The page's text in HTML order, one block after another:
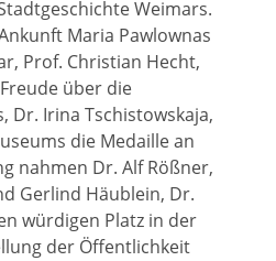
Weimars.
Maria Pawlownas
Prof. Christian Hecht,
über die
Dr. Irina Tschistowskaja,
die Medaille an
nahmen Dr. Alf Rößner,
Gerlind Häublein, Dr.
würdigen Platz in der
der Öffentlichkeit